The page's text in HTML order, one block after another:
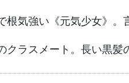
気強い《元気少女》。
クラスメート。長い黒髪